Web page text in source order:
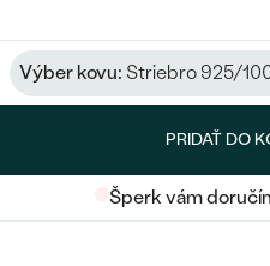
Výber kovu: Striebro 925/
PRIDAŤ DO
Šperk vám